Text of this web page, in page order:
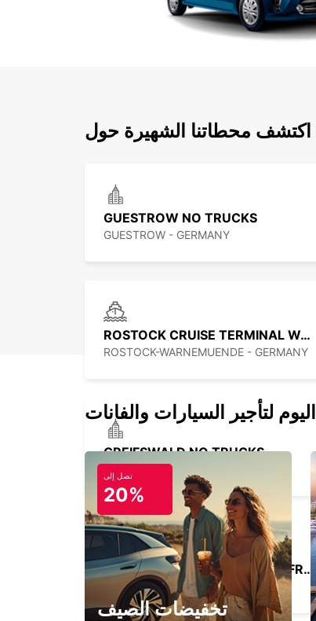
GUESTROW NO TRUCKS
GUESTROW - GERMANY
ROSTOCK CRUISE TERMINAL WARNEMUENDE
ROSTOCK-WARNEMUENDE - GERMANY
GREIFSWALD NO TRUCKS
GREIFSWALD - GERMANY
HAMBURG BERGEDORF NEW FROM 01 10 26
HAMBURG - GERMANY
تصل إلى
20%
تخفيضات الصيف